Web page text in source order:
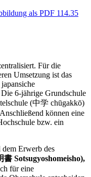
als PDF 114.35
Für die
Umsetzung ist das
6-jährige Grundschule
(中学 chūgakkō)
können eine
bzw. ein
dem Erwerb des
Sotsugyoshomeisho),
für eine